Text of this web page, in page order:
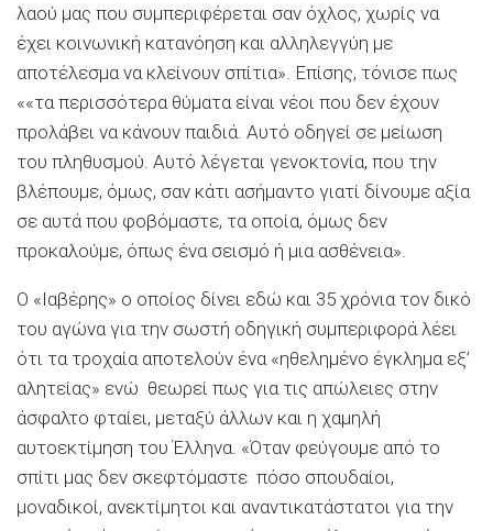
λαού μας που συμπεριφέρεται σαν όχλος, χωρίς να
έχει κοινωνική κατανόηση και αλληλεγγύη με
αποτέλεσμα να κλείνουν σπίτια». Επίσης, τόνισε πως
««τα περισσότερα θύματα είναι νέοι που δεν έχουν
προλάβει να κάνουν παιδιά. Αυτό οδηγεί σε μείωση
του πληθυσμού. Αυτό λέγεται γενοκτονία, που την
βλέπουμε, όμως, σαν κάτι ασήμαντο γιατί δίνουμε αξία
σε αυτά που φοβόμαστε, τα οποία, όμως δεν
προκαλούμε, όπως ένα σεισμό ή μια ασθένεια».
Ο «Ιαβέρης» ο οποίος δίνει εδώ και 35 χρόνια τον δικό
του αγώνα για την σωστή οδηγική συμπεριφορά λέει
ότι τα τροχαία αποτελούν ένα «ηθελημένο έγκλημα εξ’
αλητείας» ενώ θεωρεί πως για τις απώλειες στην
άσφαλτο φταίει, μεταξύ άλλων και η χαμηλή
αυτοεκτίμηση του Έλληνα. «Όταν φεύγουμε από το
σπίτι μας δεν σκεφτόμαστε πόσο σπουδαίοι,
μοναδικοί, ανεκτίμητοι και αναντικατάστατοι για την